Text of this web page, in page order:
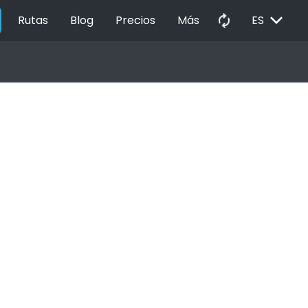
Rutas Blog Precios Más autorenew ES EXPAND_MORE